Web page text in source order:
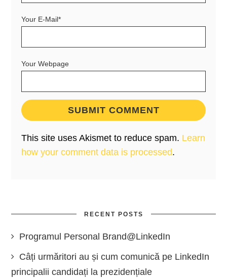
Your E-Mail*
Your Webpage
This site uses Akismet to reduce spam. Learn
how your comment data is processed.
RECENT POSTS
Programul Personal Brand@LinkedIn
Câți urmăritori au și cum comunică pe LinkedIn
principalii candidați la prezidențiale